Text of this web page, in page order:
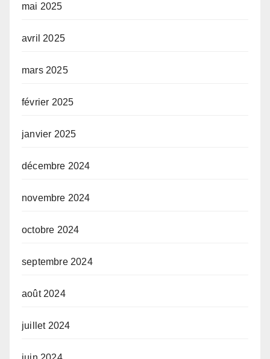
mai 2025
avril 2025
mars 2025
février 2025
janvier 2025
décembre 2024
novembre 2024
octobre 2024
septembre 2024
août 2024
juillet 2024